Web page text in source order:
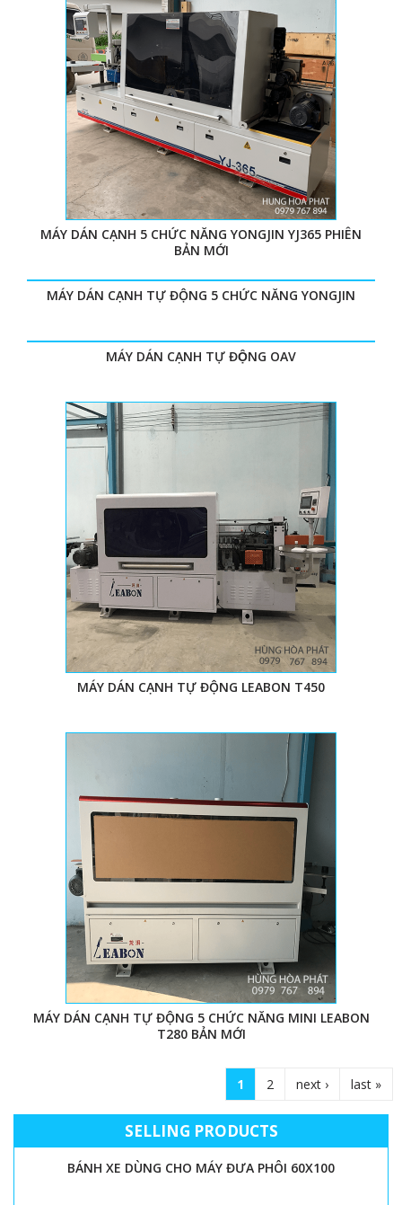
ngũ kỹ thuật giàu kinh nghiệm, bảo hành bảo trì hợp
đồng rõ ràng, dịch vụ thân thiện và chuyên nghiệp.
IV. TẠI SAO CHỌN MUA MÁY DÁN CẠNH TỰ
ĐỘNG CỦA CHÚNG TÔI?
Hùng Hòa Phát có kinh nghiệm trong việc lựa chọn máy
chế biến gỗ chất lượng phục vụ khách hàng. Các sản
phẩm của chúng tôi phải đảm bảo yêu cầu tiên quyết
đó là độ bền lâu dài và ổn định. Bên cạnh đó, việc nhập
hàng trực tiếp số lượng lớn, đảm bảo giá cả thấp nhất.
Các yêu cầu về bảo hành bảo trì sẽ được nhanh chóng
tiếp nhận và thực thi, đảm bảo công việc không bị gián
lâu dài, rõ ràng, máy móc ổn định lâu dài, vui lòng liên
hệ với chúng tôi nhé.
MÁY DÁN CẠNH 5 CHỨC NĂNG YONGJIN YJ365 PHIÊN
BẢN MỚI
MÁY DÁN CẠNH TỰ ĐỘNG 5 CHỨC NĂNG YONGJIN
MÁY DÁN CẠNH TỰ ĐỘNG OAV
MÁY DÁN CẠNH TỰ ĐỘNG LEABON T450
MÁY DÁN CẠNH TỰ ĐỘNG 5 CHỨC NĂNG MINI LEABON
T280 BẢN MỚI
1 2 next › last »
SELLING PRODUCTS
BÁNH XE DÙNG CHO MÁY ĐƯA PHÔI 60X100